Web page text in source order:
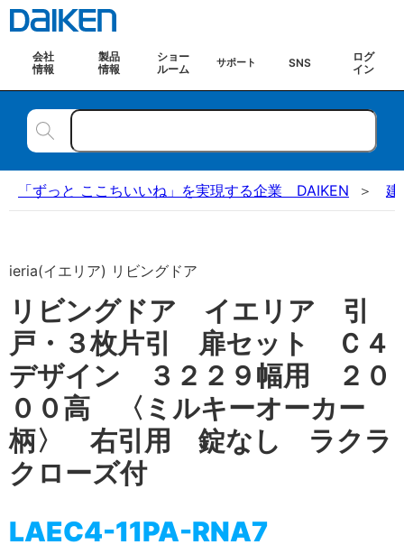
会社
情報
製品
情報
ショー
ルーム
サポート SNS
ログ
イン
「ずっと ここちいいね」を実現する企業 DAIKEN 建
ieria(イエリア) リビングドア
リビングドア イエリア 引
戸・３枚片引 扉セット Ｃ４
デザイン ３２２９幅用 ２０
００高 〈ミルキーオーカー
柄〉 右引用 錠なし ラクラ
クローズ付
LAEC4-11PA-RNA7